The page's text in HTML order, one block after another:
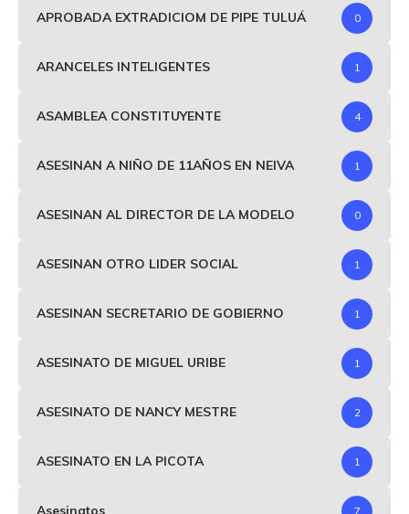
APROBADA EXTRADICIOM DE PIPE TULUÁ 0
ARANCELES INTELIGENTES 1
ASAMBLEA CONSTITUYENTE 4
ASESINAN A NIÑO DE 11AÑOS EN NEIVA 1
ASESINAN AL DIRECTOR DE LA MODELO 0
ASESINAN OTRO LIDER SOCIAL 1
ASESINAN SECRETARIO DE GOBIERNO 1
ASESINATO DE MIGUEL URIBE 1
ASESINATO DE NANCY MESTRE 2
ASESINATO EN LA PICOTA 1
7